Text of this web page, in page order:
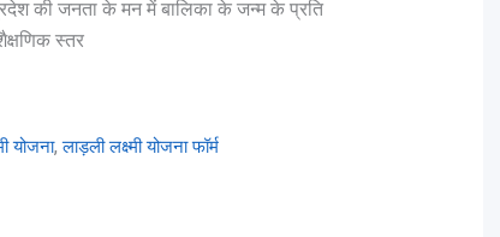
की जनता के मन में बालिका के जन्म के प्रति
स्तर
योजना,लाड़ली लक्ष्मी योजना फॉर्म